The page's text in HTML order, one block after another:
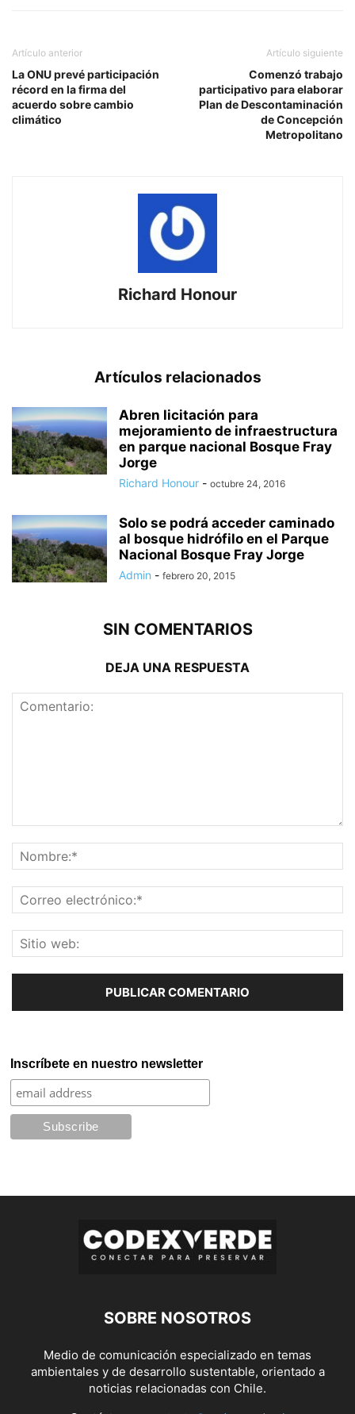
Artículo anterior
La ONU prevé participación
récord en la firma del
acuerdo sobre cambio
climático
Artículo siguiente
Comenzó trabajo
participativo para elaborar
Plan de Descontaminación
de Concepción
Metropolitano
Richard Honour
Artículos relacionados
Abren licitación para
mejoramiento de infraestructura
en parque nacional Bosque Fray
Jorge
Richard Honour - octubre 24, 2016
Solo se podrá acceder caminado
al bosque hidrófilo en el Parque
Nacional Bosque Fray Jorge
Admin - febrero 20, 2015
SIN COMENTARIOS
DEJA UNA RESPUESTA
Inscríbete en nuestro newsletter
SOBRE NOSOTROS
Medio de comunicación especializado en temas
ambientales y de desarrollo sustentable, orientado a
noticias relacionadas con Chile.